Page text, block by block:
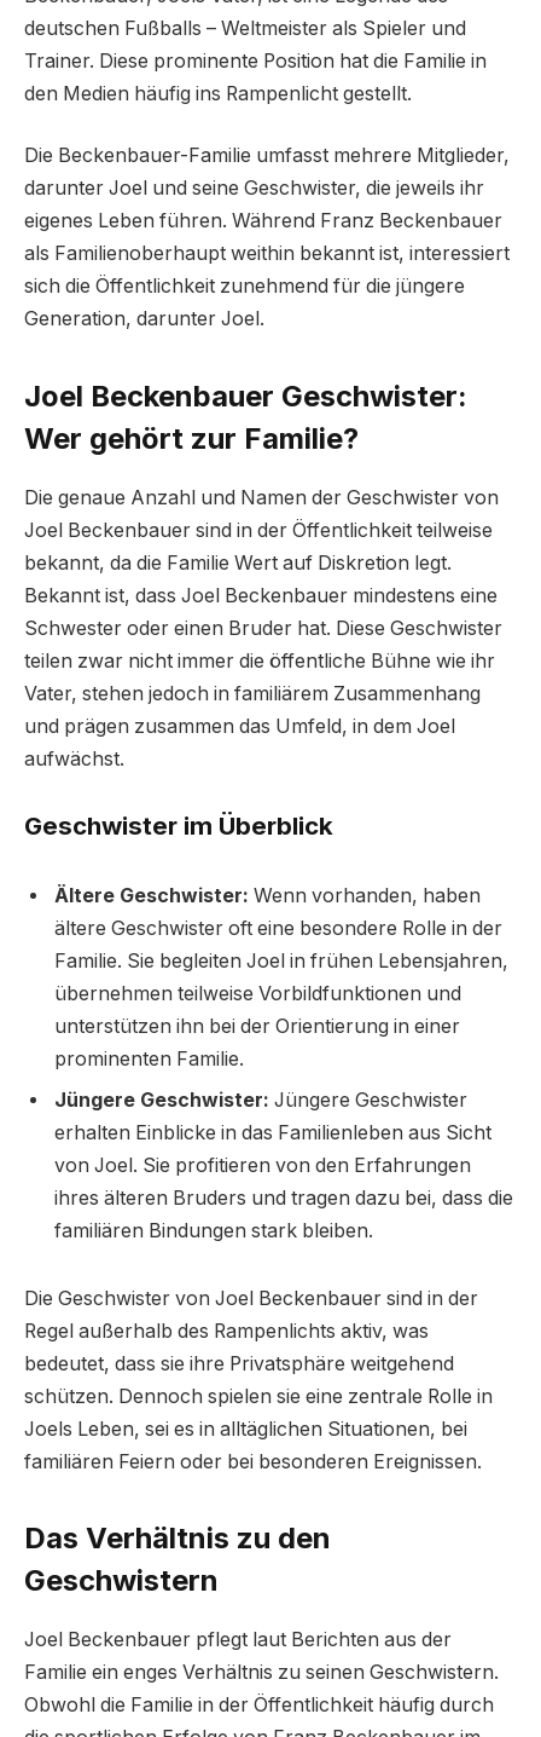
deutschen Fußballs – Weltmeister als Spieler und
Trainer. Diese prominente Position hat die Familie in
den Medien häufig ins Rampenlicht gestellt.
Die Beckenbauer-Familie umfasst mehrere Mitglieder,
darunter Joel und seine Geschwister, die jeweils ihr
eigenes Leben führen. Während Franz Beckenbauer
als Familienoberhaupt weithin bekannt ist, interessiert
sich die Öffentlichkeit zunehmend für die jüngere
Generation, darunter Joel.
Joel Beckenbauer Geschwister:
Wer gehört zur Familie?
Die genaue Anzahl und Namen der Geschwister von
Joel Beckenbauer sind in der Öffentlichkeit teilweise
bekannt, da die Familie Wert auf Diskretion legt.
Bekannt ist, dass Joel Beckenbauer mindestens eine
Schwester oder einen Bruder hat. Diese Geschwister
teilen zwar nicht immer die öffentliche Bühne wie ihr
Vater, stehen jedoch in familiärem Zusammenhang
und prägen zusammen das Umfeld, in dem Joel
aufwächst.
Geschwister im Überblick
Ältere Geschwister: Wenn vorhanden, haben
ältere Geschwister oft eine besondere Rolle in der
Familie. Sie begleiten Joel in frühen Lebensjahren,
übernehmen teilweise Vorbildfunktionen und
unterstützen ihn bei der Orientierung in einer
prominenten Familie.
Jüngere Geschwister: Jüngere Geschwister
erhalten Einblicke in das Familienleben aus Sicht
von Joel. Sie profitieren von den Erfahrungen
ihres älteren Bruders und tragen dazu bei, dass die
familiären Bindungen stark bleiben.
Die Geschwister von Joel Beckenbauer sind in der
Regel außerhalb des Rampenlichts aktiv, was
bedeutet, dass sie ihre Privatsphäre weitgehend
schützen. Dennoch spielen sie eine zentrale Rolle in
Joels Leben, sei es in alltäglichen Situationen, bei
familiären Feiern oder bei besonderen Ereignissen.
Das Verhältnis zu den
Geschwistern
Joel Beckenbauer pflegt laut Berichten aus der
Familie ein enges Verhältnis zu seinen Geschwistern.
Obwohl die Familie in der Öffentlichkeit häufig durch